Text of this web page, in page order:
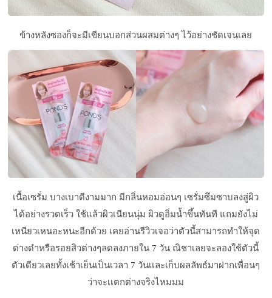
ข้างหลังซองก็จะมีเขียนบอกส่วนผสมต่างๆ ไว้อย่างชัดเจนเลย
เนื้อเซรั่ม บางเบาดีงามมาก มีกลิ่นหอมอ่อนๆ เซรั่มซึมซาบลงสู่ผิว
ได้อย่างรวดเร็ว ใช้แล้วผิวเนียนนุ่ม ผิวดูอิ่มน้ำขึ้นทันที แถมยังไม่
เหนียวเหนอะหนะอีกด้วย เคยอ่านรีวิวเจอว่าตัวนี้สามารถทำให้จุด
ด่างดำหรือรอยสิวต่างๆลดลงภายใน 7 วัน ณิชาเลยจะลองใช้ตัวนี้
ตัวเดียวเลยทั้งเช้าเย็นเป็นเวลา 7 วันเเละเก็บผลลัพธ์มาฝากเพื่อนๆ
ว่าจะเเตกต่างจริงไหมมม